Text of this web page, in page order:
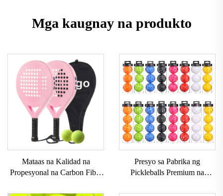
Mga kaugnay na produkto
Mataas na Kalidad na
Propesyonal na Carbon Fiber
Maaaring I-customize na
Presyo sa Pabrika ng
Pickleballs Premium na
USAPA 40 Holes Panlabas na